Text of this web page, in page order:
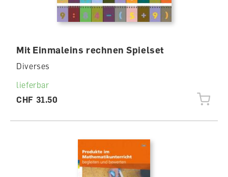
Mit Einmaleins rechnen Spielset
Diverses
lieferbar
CHF 31.50